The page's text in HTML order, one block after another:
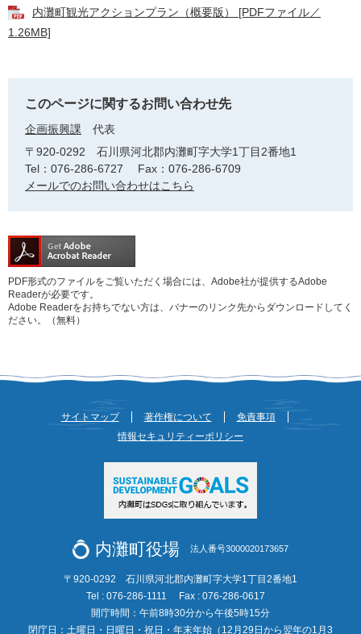
内灘町観光アクションプラン（概要版） [PDFファイル／
1.26MB]
このページに関するお問い合わせ先
企画振興課
代表
〒920-0292
石川県河北郡内灘町字大学1丁目2番地1
Tel：076-286-6727
Fax：076-286-6709
メールでのお問い合わせはこちら
PDF形式のファイルをご覧いただく場合には、Adobe社が提供するAdobe
Readerが必要です。
Adobe Readerをお持ちでない方は、バナーのリンク先からダウンロードしてく
ださい。（無料）
サイトマップ 著作権について
免責事項
情報セキュリティーポリシー
内灘町役場 法人番号3000020173657
〒920-0292 石川県河北郡内灘町字大学1丁目2番地1
Tel : 076-286-1111
Fax : 076-286-0617
開庁時間：午前8時30分から午後5時15分
閉庁日：土曜日・日曜日・祝日・年末年始（12月29日から翌年の1月3